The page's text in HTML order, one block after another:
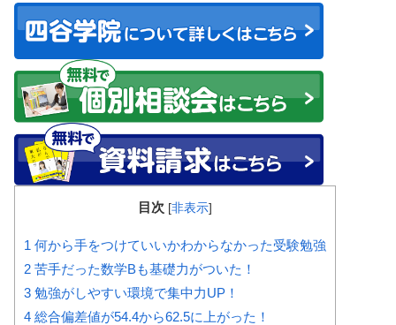
目次 [非表示]
1 何から手をつけていいかわからなかった受験勉強
2 苦手だった数学Bも基礎力がついた！
3 勉強がしやすい環境で集中力UP！
4 総合偏差値が54.4から62.5に上がった！